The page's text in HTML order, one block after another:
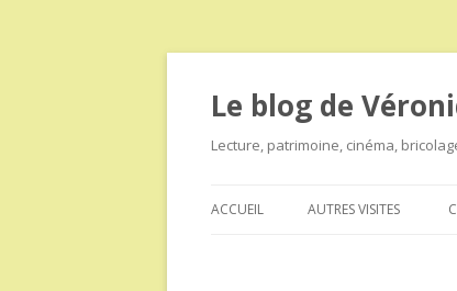
Le blog de
Lecture, patrimoine, cinéma,
ACCUEIL AUTRES VISITES